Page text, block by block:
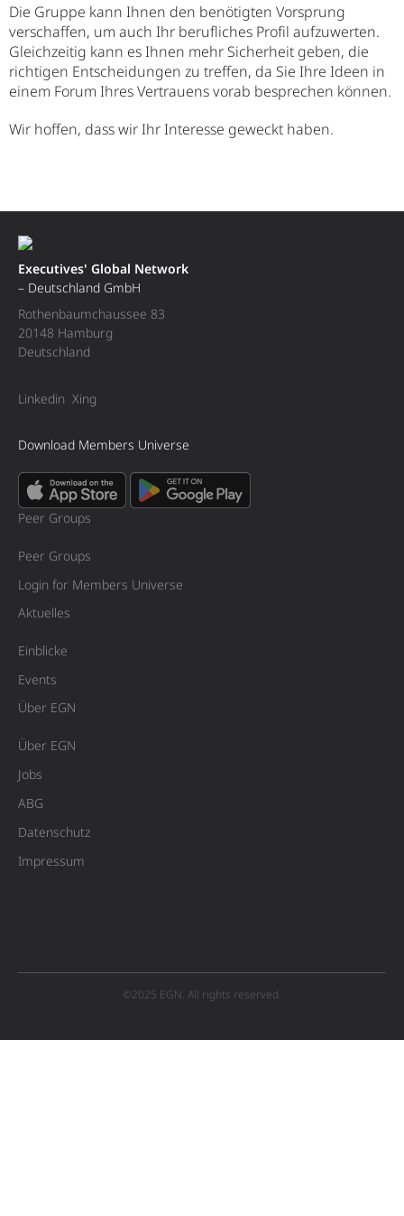
Die Gruppe kann Ihnen den benötigten Vorsprung
verschaffen, um auch Ihr berufliches Profil aufzuwerten.
Gleichzeitig kann es Ihnen mehr Sicherheit geben, die
richtigen Entscheidungen zu treffen, da Sie Ihre Ideen in
einem Forum Ihres Vertrauens vorab besprechen können.
Wir hoffen, dass wir Ihr Interesse geweckt haben.
Executives' Global Network
– Deutschland GmbH
Rothenbaumchaussee 83
20148 Hamburg
Deutschland
Linkedin Xing
Download Members Universe
Peer Groups
Peer Groups
Login for Members Universe
Aktuelles
Einblicke
Events
Über EGN
Über EGN
Jobs
ABG
Datenschutz
Impressum
©2025 EGN. All rights reserved.